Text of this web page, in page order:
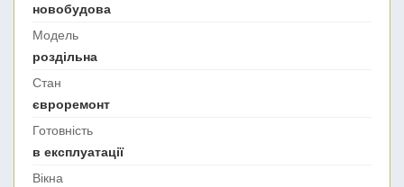
новобудова
Модель
роздільна
Стан
євроремонт
Готовність
в експлуатації
Вікна